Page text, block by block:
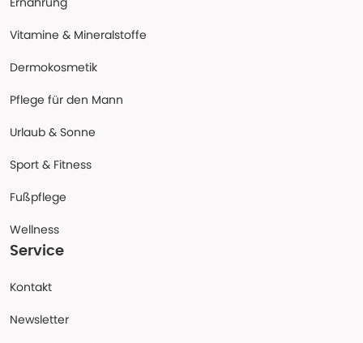
Vitamine & Mineralstoffe
Dermokosmetik
Pflege für den Mann
Urlaub & Sonne
Sport & Fitness
Fußpflege
Wellness
Service
Kontakt
Newsletter